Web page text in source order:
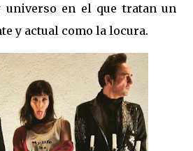
universo en el que tratan un
y actual como la locura.